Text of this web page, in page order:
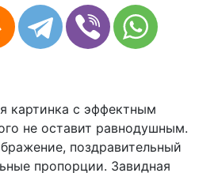
картинка с эффектным
не оставит равнодушным.
поздравительный
пропорции. Завидная